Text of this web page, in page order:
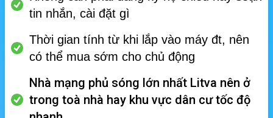
tin nhắn, cài đặt gì
Thời gian tính từ khi lắp vào máy đt, nên
có thể mua sớm cho chủ động
Nhà mạng phủ sóng lớn nhất Litva nên ở
trong toà nhà hay khu vực dân cư tốc độ